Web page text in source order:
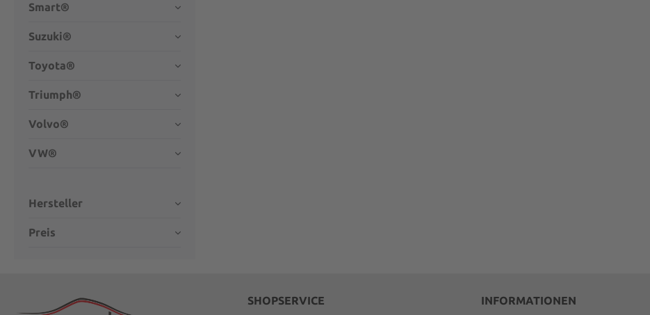
Smart®
Suzuki®
Toyota®
Triumph®
Volvo®
VW®
Hersteller
Preis
SHOPSERVICE INFORMATIONEN